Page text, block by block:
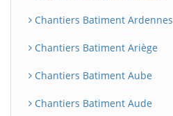
Chantiers Batiment Ardennes
Chantiers Batiment Ariège
Chantiers Batiment Aube
Chantiers Batiment Aude